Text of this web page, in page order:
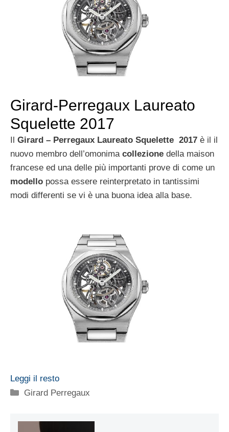
Girard-Perregaux Laureato
Squelette 2017
Il Girard – Perregaux Laureato Squelette 2017 è il il
nuovo membro dell’omonima collezione della maison
francese ed una delle più importanti prove di come un
modello possa essere reinterpretato in tantissimi
modi differenti se vi è una buona idea alla base.
Leggi il resto
Categorie
Girard Perregaux